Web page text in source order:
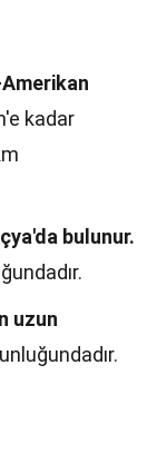
kadar
bulunur.
uzun